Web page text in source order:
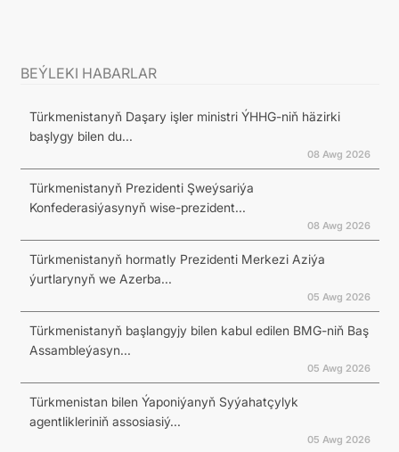
BEÝLEKI HABARLAR
Türkmenistanyň Daşary işler ministri ÝHHG-niň häzirki
başlygy bilen du...
08 Awg 2026
Türkmenistanyň Prezidenti Şweýsariýa
Konfederasiýasynyň wise-prezident...
08 Awg 2026
Türkmenistanyň hormatly Prezidenti Merkezi Aziýa
ýurtlarynyň we Azerba...
05 Awg 2026
Türkmenistanyň başlangyjy bilen kabul edilen BMG-niň Baş
Assambleýasyn...
05 Awg 2026
Türkmenistan bilen Ýaponiýanyň Syýahatçylyk
agentlikleriniň assosiasiý...
05 Awg 2026